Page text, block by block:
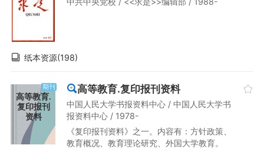
纸本资源(198)
高等教育.
复印报刊
资料
期刊 高等教育.复印报刊资料
中国人民大学书报资料中心 / 中国人民大学书
报资料中心 / 1978-
《复印报刊资料》之一。内容有：方针政策、
教育概况、教育理论研究、外国大学教育。